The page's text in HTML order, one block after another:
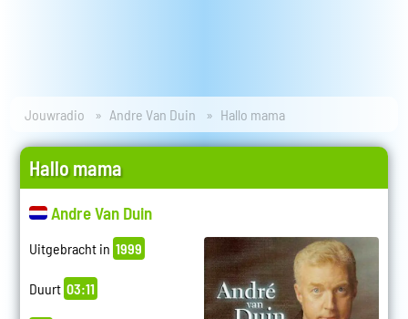
Jouwradio Andre Van Duin Hallo mama
Hallo mama
Andre Van Duin
Uitgebracht in 1999
Duurt 03:11